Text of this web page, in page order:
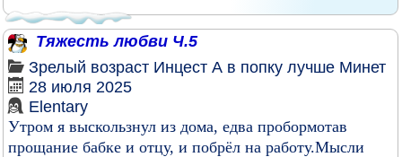
Тяжесть любви Ч.5
Зрелый возраст Инцест А в попку лучше Минет
28 июля 2025
Elentary
Утром я выскользнул из дома, едва пробормотав
прощание бабке и отцу, и побрёл на работу.Мысли